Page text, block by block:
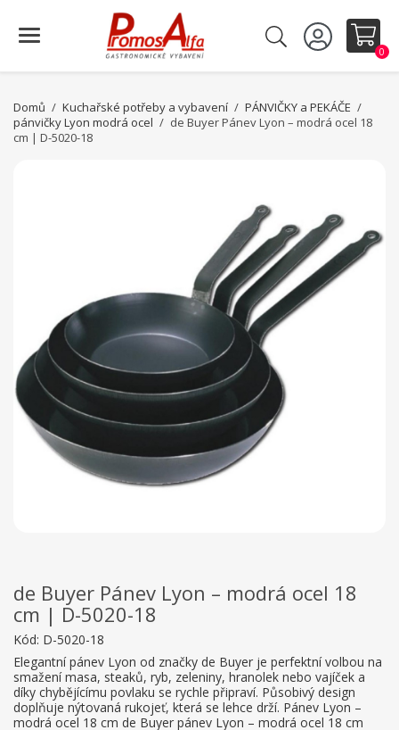
0
Domů Kuchařské potřeby a vybavení
PÁNVIČKY a PEKÁČE
pánvičky Lyon modrá ocel
de Buyer Pánev Lyon – modrá ocel 18
cm | D-5020-18
de Buyer Pánev Lyon – modrá ocel 18
cm | D-5020-18
Kód: D-5020-18
Elegantní pánev Lyon od značky de Buyer je perfektní volbou na
smažení masa, steaků, ryb, zeleniny, hranolek nebo vajíček a
díky chybějícímu povlaku se rychle připraví. Působivý design
doplňuje nýtovaná rukojeť, která se lehce drží. Pánev Lyon –
modrá ocel 18 cm de Buyer pánev Lyon – modrá ocel 18 cm